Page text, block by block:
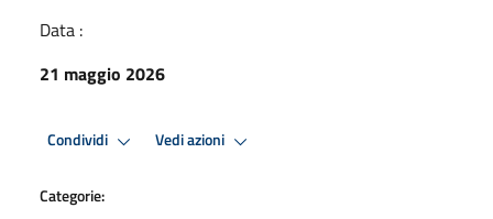
Data :
21 maggio 2026
Condividi Vedi azioni
Categorie: